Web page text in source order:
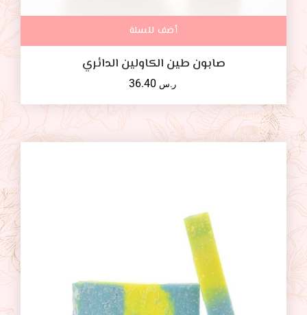
أضف للسلة
صابون طين الكاولين الدائري
ر.س